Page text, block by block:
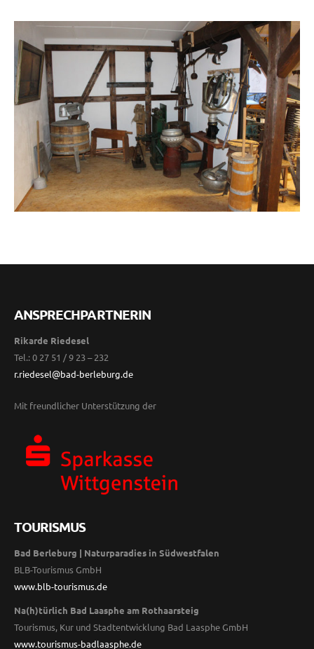
ANSPRECHPARTNERIN
Rikarde Riedesel
Tel.: 0 27 51 / 9 23 – 232
r.riedesel@bad-berleburg.de
Mit freundlicher Unterstützung der
TOURISMUS
Bad Berleburg | Naturparadies in Südwestfalen
BLB-Tourismus GmbH
www.blb-tourismus.de
Na(h)türlich Bad Laasphe am Rothaarsteig
Tourismus, Kur und Stadtentwicklung Bad Laasphe GmbH
www.tourismus-badlaasphe.de